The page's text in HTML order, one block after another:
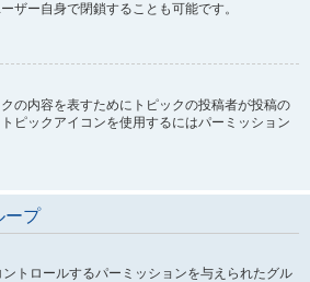
ザー自身で閉鎖することも可能です。
の内容を表すためにトピックの投稿者が投稿の
ピックアイコンを使用するにはパーミッション
ープ
トロールするパーミッションを与えられたグル